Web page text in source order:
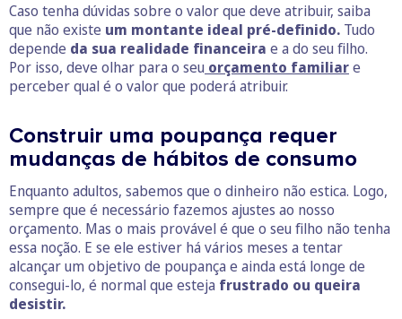
Caso tenha dúvidas sobre o valor que deve atribuir, saiba
que não existe um montante ideal pré-definido. Tudo
depende da sua realidade financeira e a do seu filho.
Por isso, deve olhar para o seu orçamento familiare
perceber qual é o valor que poderá atribuir.
Construir uma poupança requer
mudanças de hábitos de consumo
Enquanto adultos, sabemos que o dinheiro não estica. Logo,
sempre que é necessário fazemos ajustes ao nosso
orçamento. Mas o mais provável é que o seu filho não tenha
essa noção. E se ele estiver há vários meses a tentar
alcançar um objetivo de poupança e ainda está longe de
consegui-lo, é normal que esteja frustrado ou queira
desistir.